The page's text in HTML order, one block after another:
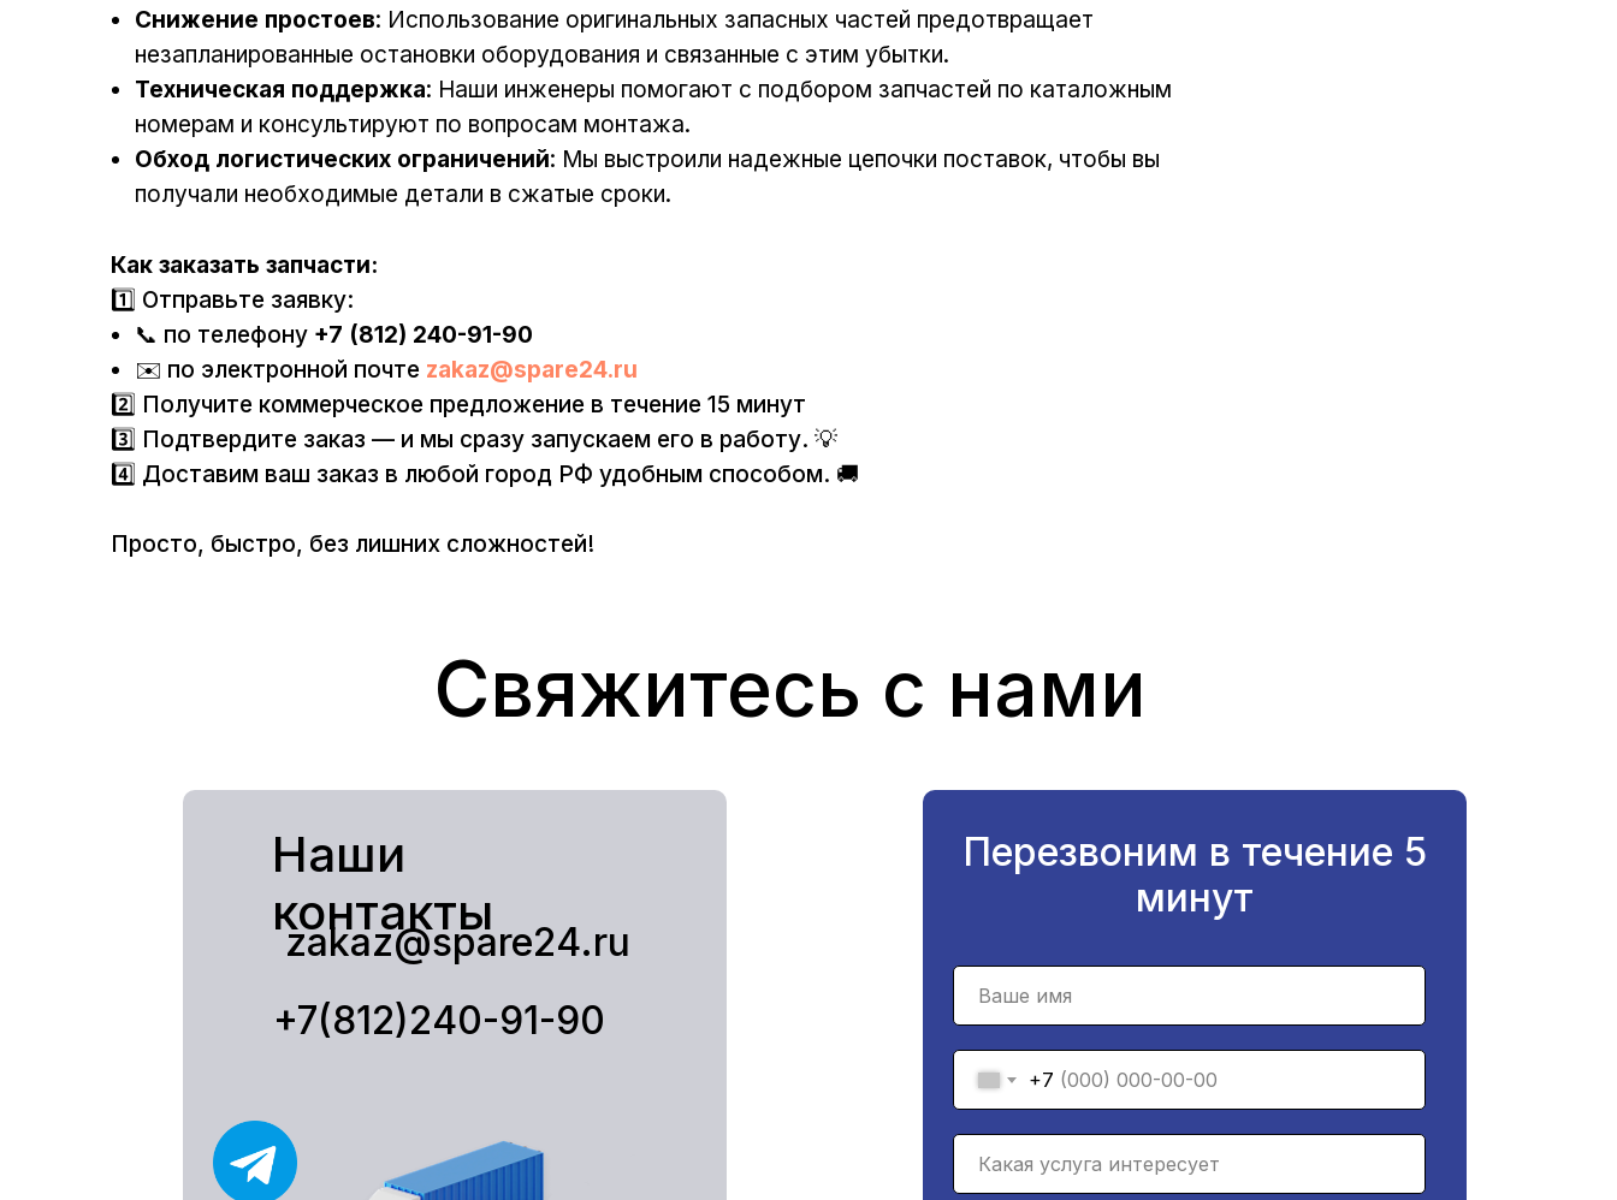
Как заказать запчасти:
1️⃣ Отправьте заявку:
📞 по телефону +7 (812) 240-91-90
✉️ по электронной почте zakaz@spare24.ru
2️⃣ Получите коммерческое предложение в течение 15 минут
3️⃣ Подтвердите заказ — и мы сразу запускаем его в работу. 💡
4️⃣ Доставим ваш заказ в любой город РФ удобным способом. 🚚
Просто, быстро, без лишних сложностей!
Снижение простоев: Использование оригинальных запасных частей предотвращает
незапланированные остановки оборудования и связанные с этим убытки.
Техническая поддержка: Наши инженеры помогают с подбором запчастей по каталожным
номерам и консультируют по вопросам монтажа.
Обход логистических ограничений: Мы выстроили надежные цепочки поставок, чтобы вы
получали необходимые детали в сжатые сроки.
Свяжитесь с нами
+7
+7(812)240-91-90
zakaz@spare24.ru
Перезвоним в течение 5
минут
Наши
контакты